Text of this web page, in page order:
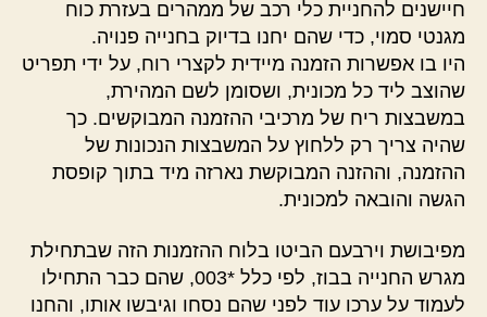
חיישנים להחניית כלי רכב של ממהרים בעזרת כוח
מגנטי סמוי, כדי שהם יחנו בדיוק בחנייה פנויה.
היו בו אפשרות הזמנה מיידית לקצרי רוח, על ידי תפריט
שהוצב ליד כל מכונית, ושסומן לשם המהירת,
במשבצות ריח של מרכיבי ההזמנה המבוקשים. כך
שהיה צריך רק ללחוץ על המשבצות הנכונות של
ההזמנה, וההזנה המבוקשת נארזה מיד בתוך קופסת
הגשה והובאה למכונית.
מפיבושת וירבעם הביטו בלוח ההזמנות הזה שבתחילת
מגרש החנייה בבוז, לפי כלל *003, שהם כבר התחילו
לעמוד על ערכו עוד לפני שהם נסחו וגיבשו אותו, והחנו